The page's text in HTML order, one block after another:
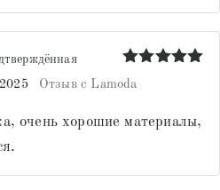
Оценка
из 5
Отзыв с Lamoda
очень хорошие материалы,